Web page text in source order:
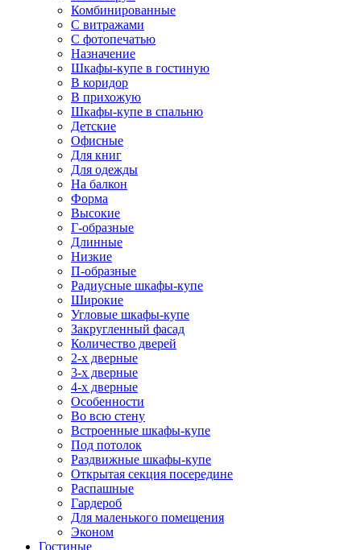
Комбинированные
С витражами
С фотопечатью
Назначение
Шкафы-купе в гостиную
В коридор
В прихожую
Шкафы-купе в спальню
Детские
Офисные
Для книг
Для одежды
На балкон
Форма
Высокие
Г-образные
Длинные
Низкие
П-образные
Радиусные шкафы-купе
Широкие
Угловые шкафы-купе
Закругленный фасад
Количество дверей
2-х дверные
3-х дверные
4-х дверные
Особенности
Во всю стену
Встроенные шкафы-купе
Под потолок
Раздвижные шкафы-купе
Открытая секция посередине
Распашные
Гардероб
Для маленького помещения
Эконом
Гостиные